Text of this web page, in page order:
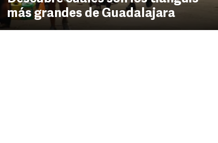
más grandes de Guadalajara